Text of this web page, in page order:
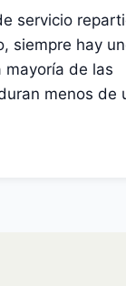
servicio
siempre hay
mayoría de las
menos de